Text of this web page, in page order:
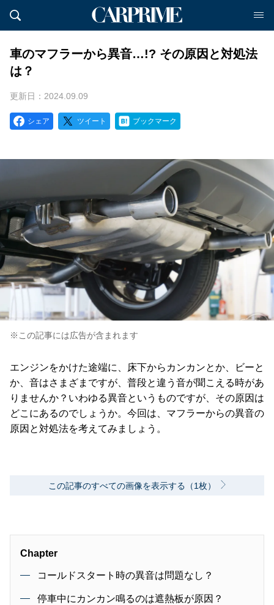
車のマフラーから異音…!? その原因と対処法
は？
更新日：2024.09.09
シェア ツイート ブックマーク
※この記事には広告が含まれます
エンジンをかけた途端に、床下からカンカンとか、ビーと
か、音はさまざまですが、普段と違う音が聞こえる時があ
りませんか？いわゆる異音というものですが、その原因は
どこにあるのでしょうか。今回は、マフラーからの異音の
原因と対処法を考えてみましょう。
この記事のすべての画像を表示する（1枚）
Chapter
コールドスタート時の異音は問題なし？
停車中にカンカン鳴るのは遮熱板が原因？